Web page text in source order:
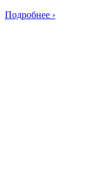
Подробнее ›